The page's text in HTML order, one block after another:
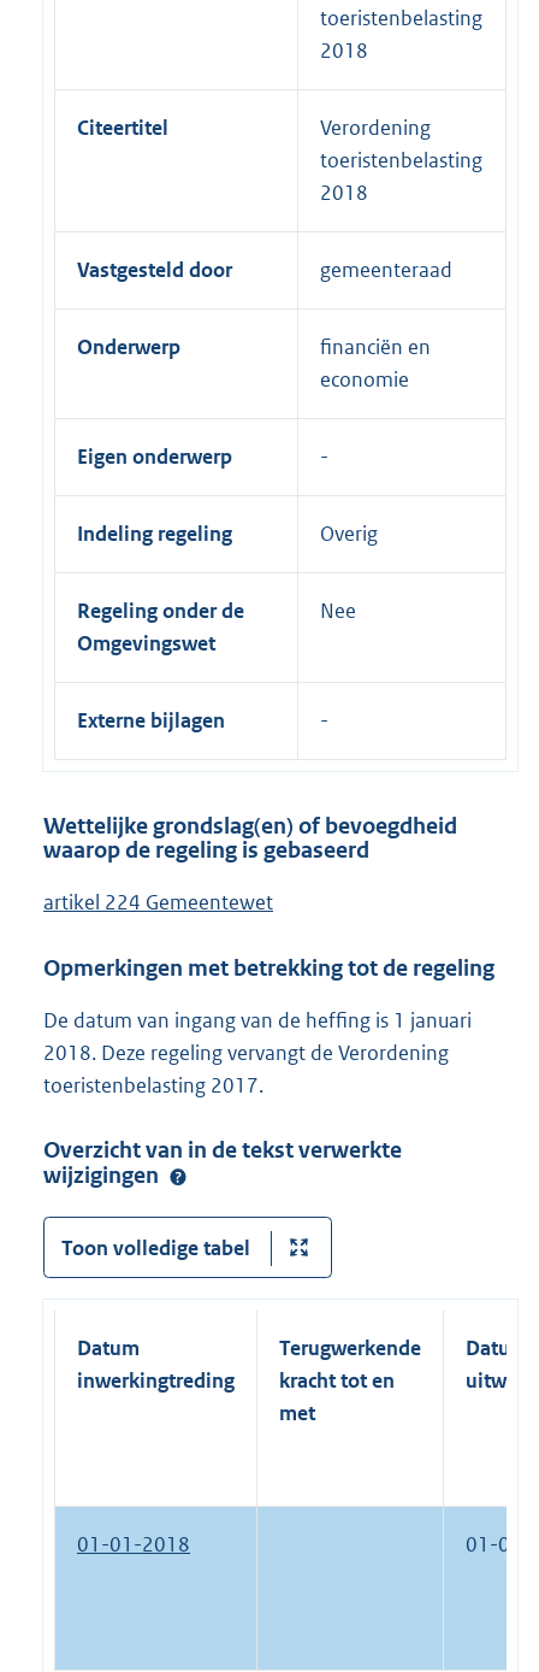
toeristenbelasting
2018
Citeertitel
Verordening
toeristenbelasting
2018
Vastgesteld door gemeenteraad
Onderwerp
financiën en
economie
Eigen onderwerp
Indeling regeling Overig
Regeling onder de
Omgevingswet
Nee
Externe bijlagen
Wettelijke grondslag(en) of bevoegdheid
waarop de regeling is gebaseerd
artikel 224 Gemeentewet
Opmerkingen met betrekking tot de regeling
De datum van ingang van de heffing is 1 januari
2018. Deze regeling vervangt de Verordening
toeristenbelasting 2017.
Overzicht van in de tekst verwerkte
wijzigingen
Toon volledige tabel
Datum
inwerkingtreding
Terugwerkende
kracht tot en
met
Datum
01-01-2018 01-01-